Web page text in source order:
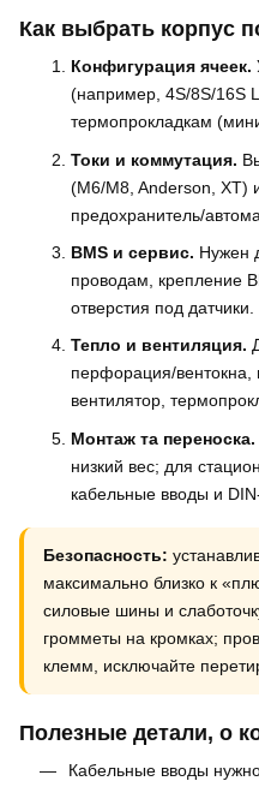
Как выбрать корпус
Конфигурация ячеек.
(например, 4S/8S/16S
термопрокладкам
Токи и коммутация.
(M6/M8, Anderson, XT)
предохранитель/
BMS и сервис. Нужен
проводам, крепление
отверстия под датчики.
Тепло и вентиляция.
перфорация/вентокна,
вентилятор,
Монтаж та переноска.
низкий вес; для
кабельные вводы и
Безопасность:
максимально близко к
силовые шины и
громметы на кромках;
клемм, исключайте
Полезные детали, о
Кабельные вводы